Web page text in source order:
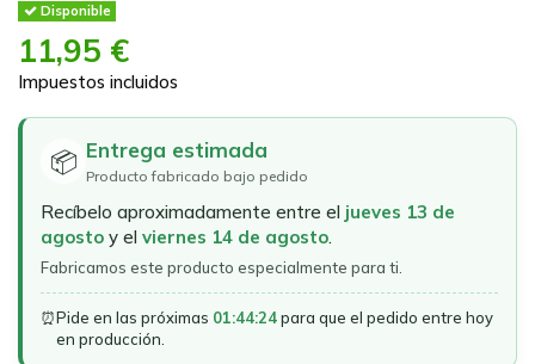
Disponible
11,95 €
Impuestos incluidos
📦 Entrega estimada
Producto fabricado bajo pedido
Recíbelo aproximadamente entre el jueves 13 de
agosto y el viernes 14 de agosto.
Fabricamos este producto especialmente para ti.
⏰Pide en las próximas 01:44:24para que el pedido entre hoy
en producción.